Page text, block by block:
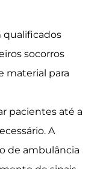
qualificados
socorros
material para
pacientes até a
A
de ambulância